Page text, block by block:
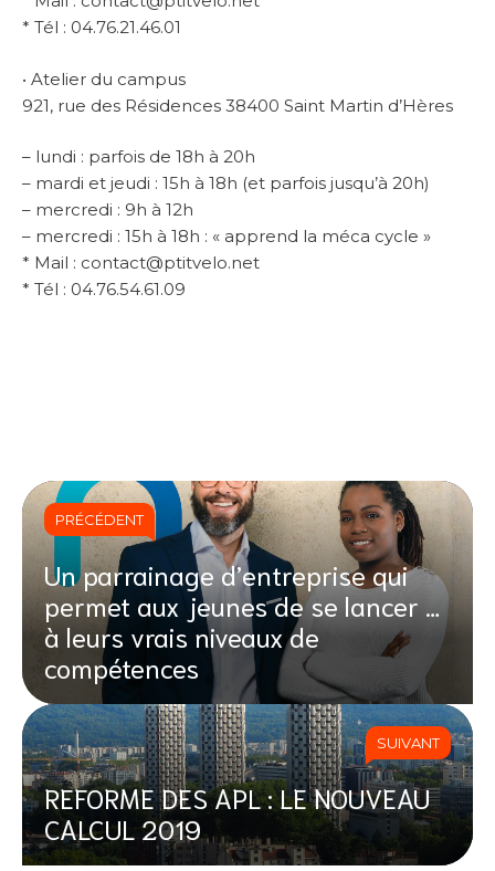
* Tél : 04.76.21.46.01
• Atelier du campus
921, rue des Résidences 38400 Saint Martin d’Hères
– lundi : parfois de 18h à 20h
– mardi et jeudi : 15h à 18h (et parfois jusqu’à 20h)
– mercredi : 9h à 12h
– mercredi : 15h à 18h : « apprend la méca cycle »
* Mail : contact@ptitvelo.net
* Tél : 04.76.54.61.09
PRÉCÉDENT
Un parrainage d’entreprise qui
permet aux jeunes de se lancer …
à leurs vrais niveaux de
compétences
SUIVANT
REFORME DES APL : LE NOUVEAU
CALCUL 2019